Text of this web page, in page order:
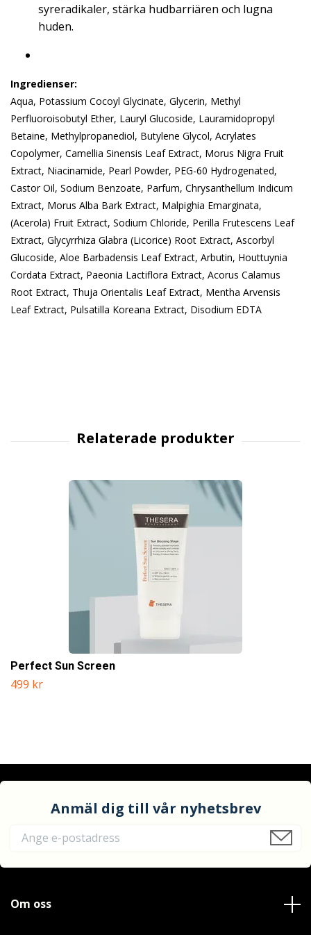
syreradikaler, stärka hudbarriären och lugna
huden.
Ingredienser:
Aqua, Potassium Cocoyl Glycinate, Glycerin, Methyl
Perfluoroisobutyl Ether, Lauryl Glucoside, Lauramidopropyl
Betaine, Methylpropanediol, Butylene Glycol, Acrylates
Copolymer, Camellia Sinensis Leaf Extract, Morus Nigra Fruit
Extract, Niacinamide, Pearl Powder, PEG-60 Hydrogenated,
Castor Oil, Sodium Benzoate, Parfum, Chrysanthellum Indicum
Extract, Morus Alba Bark Extract, Malpighia Emarginata,
(Acerola) Fruit Extract, Sodium Chloride, Perilla Frutescens Leaf
Extract, Glycyrrhiza Glabra (Licorice) Root Extract, Ascorbyl
Glucoside, Aloe Barbadensis Leaf Extract, Arbutin, Houttuynia
Cordata Extract, Paeonia Lactiflora Extract, Acorus Calamus
Root Extract, Thuja Orientalis Leaf Extract, Mentha Arvensis
Leaf Extract, Pulsatilla Koreana Extract, Disodium EDTA
Perfect Sun Screen
499 kr
Anmäl dig till vår nyhetsbrev
Om oss